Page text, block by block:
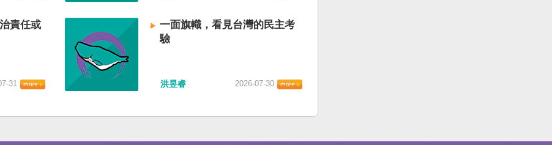
責任或
31
一面旗幟，看見台灣的民主考
驗
洪昱睿 2026-07-30